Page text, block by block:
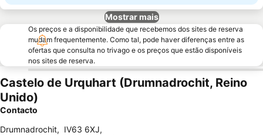
Mostrar mais
Os preços e a disponibilidade que recebemos dos sites de reserva
mudam frequentemente. Como tal, pode haver diferenças entre as
ofertas que consulta no trivago e os preços que estão disponíveis
nos sites de reserva.
Castelo de Urquhart (Drumnadrochit, Reino
Unido)
Contacto
Drumnadrochit, IV63 6XJ,